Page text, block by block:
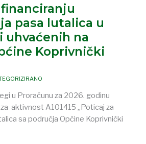
pasa lutalica u
uhvaćenih na
Koprivnički
u Proračunu za 2026. godinu
aktivnost A101415 „Poticaj za
sa područja Općine Koprivnički